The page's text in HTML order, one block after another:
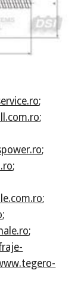
;
;
;
;
;
;
;